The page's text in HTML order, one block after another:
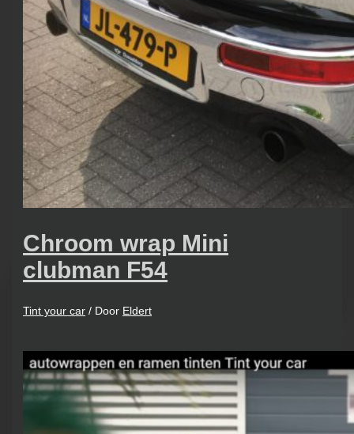
Chroom wrap Mini
clubman F54
Tint your car / Door Eldert